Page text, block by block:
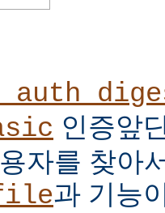
인증앞
자를 찾아
과 기능